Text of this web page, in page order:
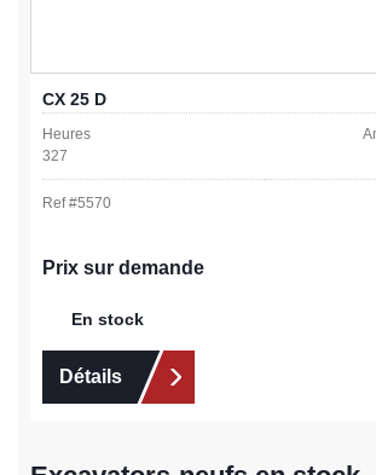
CX 25 D
Heures
327
Ref #5570
Prix sur demande
En stock
Détails